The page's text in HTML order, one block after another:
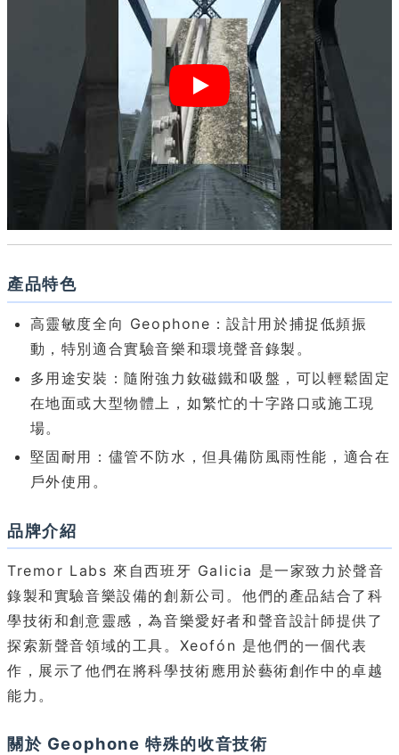
產品特色
高靈敏度全向 Geophone：設計用於捕捉低頻振
動，特別適合實驗音樂和環境聲音錄製。
多用途安裝：隨附強力釹磁鐵和吸盤，可以輕鬆固定
在地面或大型物體上，如繁忙的十字路口或施工現
場。
堅固耐用：儘管不防水，但具備防風雨性能，適合在
戶外使用。
品牌介紹
Tremor Labs 來自西班牙 Galicia 是一家致力於聲音
錄製和實驗音樂設備的創新公司。他們的產品結合了科
學技術和創意靈感，為音樂愛好者和聲音設計師提供了
探索新聲音領域的工具。Xeofón 是他們的一個代表
作，展示了他們在將科學技術應用於藝術創作中的卓越
能力。
關於 Geophone 特殊的收音技術